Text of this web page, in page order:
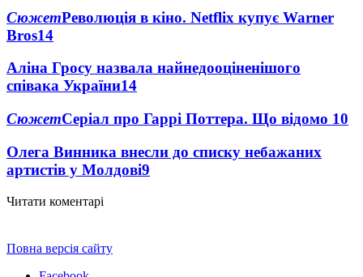
СюжетРеволюція в кіно. Netflix купує Warner
Bros14
Аліна Гросу назвала найнедооціненішого
співака України14
СюжетСеріал про Гаррі Поттера. Що відомо 10
Олега Винника внесли до списку небажаних
артистів у Молдові9
Читати коментарі
Повна версія сайту